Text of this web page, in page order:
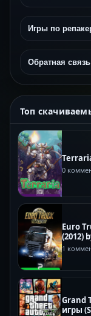
Игры по
Обратная связь
Топ
0
Euro
(2012)
1
Grand
игры